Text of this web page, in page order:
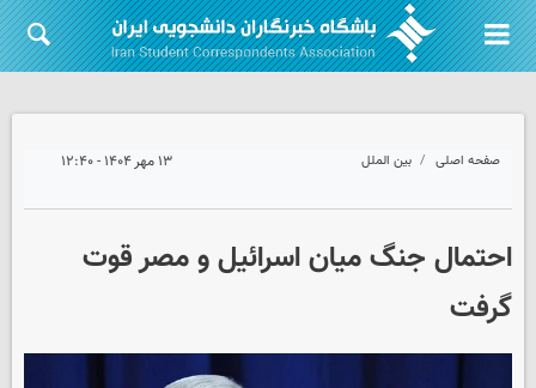
صفحه اصلی بین الملل ۱۳ مهر ۱۴۰۴ - ۱۲:۴۰
احتمال جنگ میان اسرائیل و مصر قوت
گرفت